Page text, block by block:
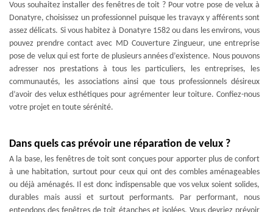
Vous souhaitez installer des fenêtres de toit ? Pour votre pose de velux à
Donatyre, choisissez un professionnel puisque les travayx y afférents sont
assez délicats. Si vous habitez à Donatyre 1582 ou dans les environs, vous
pouvez prendre contact avec MD Couverture Zingueur, une entreprise
pose de velux qui est forte de plusieurs années d’existence. Nous pouvons
adresser nos prestations à tous les particuliers, les entreprises, les
communautés, les associations ainsi que tous professionnels désireux
d’avoir des velux esthétiques pour agrémenter leur toiture. Confiez-nous
votre projet en toute sérénité.
Dans quels cas prévoir une réparation de velux ?
A la base, les fenêtres de toit sont conçues pour apporter plus de confort
à une habitation, surtout pour ceux qui ont des combles aménageables
ou déjà aménagés. Il est donc indispensable que vos velux soient solides,
durables mais aussi et surtout performants. Par performant, nous